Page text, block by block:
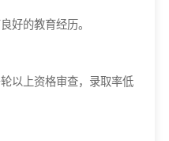
好的教育经历。
以上资格审查，录取率低